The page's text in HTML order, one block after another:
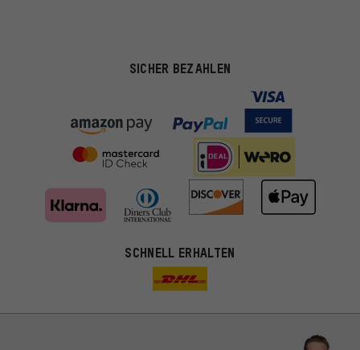
SICHER BEZAHLEN
SCHNELL ERHALTEN
Du bekommst, statt zufälliger Werbung, genauer passende
Angebote von uns. Diese Cookies helfen uns, Deine Interessen
besser zu erkennen und Dir relevante Produkte und Tipps zu